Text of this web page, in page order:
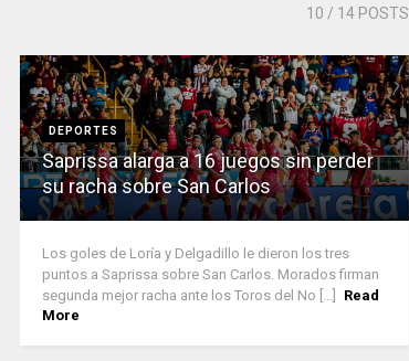
10 / 14 POSTS
DEPORTES
Saprissa alarga a 16 juegos sin perder
su racha sobre San Carlos
Los goles de Loría y Delgadillo le dieron los tres
puntos a Saprissa sobre San Carlos. Morados firman
segunda mejor racha ante los Toros del No [...]
Read
More